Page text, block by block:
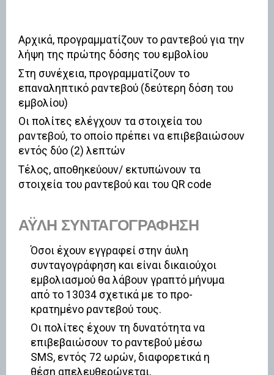
Αρχικά, προγραμματίζουν το ραντεβού για την
λήψη της πρώτης δόσης του εμβολίου
Στη συνέχεια, προγραμματίζουν το
επαναληπτικό ραντεβού (δεύτερη δόση του
εμβολίου)
Οι πολίτες ελέγχουν τα στοιχεία του
ραντεβού, το οποίο πρέπει να επιβεβαιώσουν
εντός δύο (2) λεπτών
Τέλος, αποθηκεύουν/ εκτυπώνουν τα
στοιχεία του ραντεβού και του QR code
ΆΥΛΗ ΣΥΝΤΑΓΟΓΡΆΦΗΣΗ
Όσοι έχουν εγγραφεί στην άυλη
συνταγογράφηση και είναι δικαιούχοι
εμβολιασμού θα λάβουν γραπτό μήνυμα
από το 13034 σχετικά με το προ-
κρατημένο ραντεβού τους.
Οι πολίτες έχουν τη δυνατότητα να
επιβεβαιώσουν το ραντεβού μέσω
SMS, εντός 72 ωρών, διαφορετικά η
θέση απελευθερώνεται.